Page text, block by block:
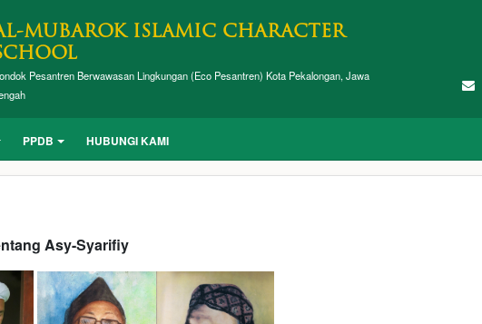
MUBAROK ISLAMIC CHARACTER
Pesantren Berwawasan Lingkungan (Eco Pesantren) Kota Pekalongan, Jawa
PPDB HUBUNGI KAMI
Asy-Syarifiy